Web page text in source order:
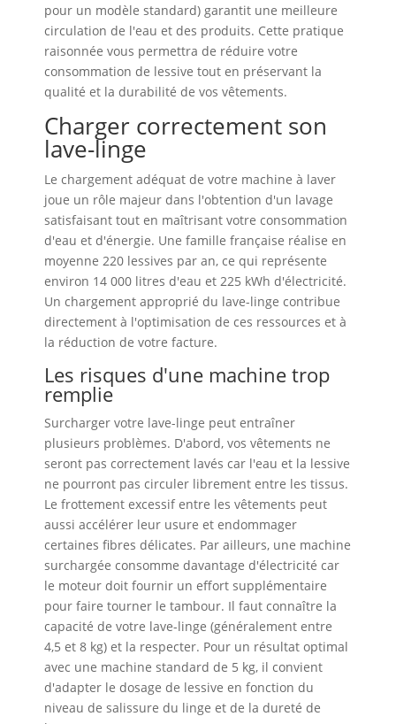
pour un modèle standard) garantit une meilleure
circulation de l'eau et des produits. Cette pratique
raisonnée vous permettra de réduire votre
consommation de lessive tout en préservant la
qualité et la durabilité de vos vêtements.
Charger correctement son
lave-linge
Le chargement adéquat de votre machine à laver
joue un rôle majeur dans l'obtention d'un lavage
satisfaisant tout en maîtrisant votre consommation
d'eau et d'énergie. Une famille française réalise en
moyenne 220 lessives par an, ce qui représente
environ 14 000 litres d'eau et 225 kWh d'électricité.
Un chargement approprié du lave-linge contribue
directement à l'optimisation de ces ressources et à
la réduction de votre facture.
Les risques d'une machine trop
remplie
Surcharger votre lave-linge peut entraîner
plusieurs problèmes. D'abord, vos vêtements ne
seront pas correctement lavés car l'eau et la lessive
ne pourront pas circuler librement entre les tissus.
Le frottement excessif entre les vêtements peut
aussi accélérer leur usure et endommager
certaines fibres délicates. Par ailleurs, une machine
surchargée consomme davantage d'électricité car
le moteur doit fournir un effort supplémentaire
pour faire tourner le tambour. Il faut connaître la
capacité de votre lave-linge (généralement entre
4,5 et 8 kg) et la respecter. Pour un résultat optimal
avec une machine standard de 5 kg, il convient
d'adapter le dosage de lessive en fonction du
niveau de salissure du linge et de la dureté de